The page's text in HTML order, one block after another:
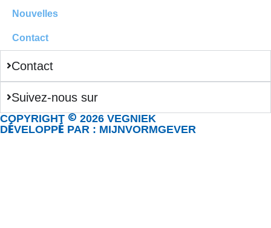
Nouvelles
Contact
Contact
Suivez-nous sur
COPYRIGHT © 2026 VEGNIEK
DÉVELOPPÉ PAR : MIJNVORMGEVER